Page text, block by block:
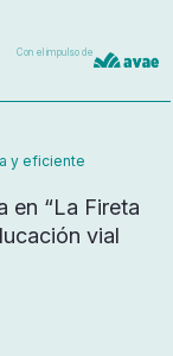
Con el impulso de
y eficiente
en “La Fireta
vial